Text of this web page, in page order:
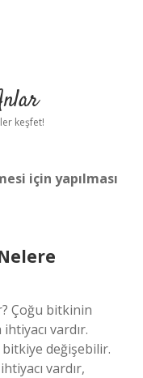
keşfet!
için yapılması
Çoğu bitkinin
vardır.
değişebilir.
vardır,